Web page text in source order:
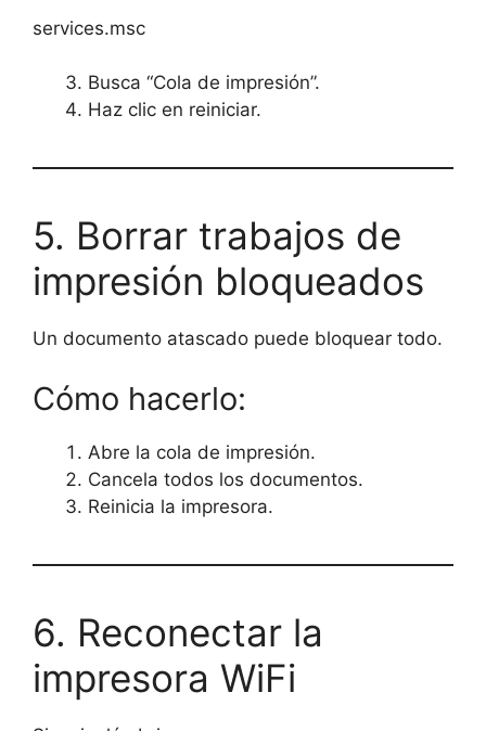
services.msc
Busca “Cola de impresión”.
Haz clic en reiniciar.
5. Borrar trabajos de
impresión bloqueados
Un documento atascado puede bloquear todo.
Cómo hacerlo:
Abre la cola de impresión.
Cancela todos los documentos.
Reinicia la impresora.
6. Reconectar la
impresora WiFi